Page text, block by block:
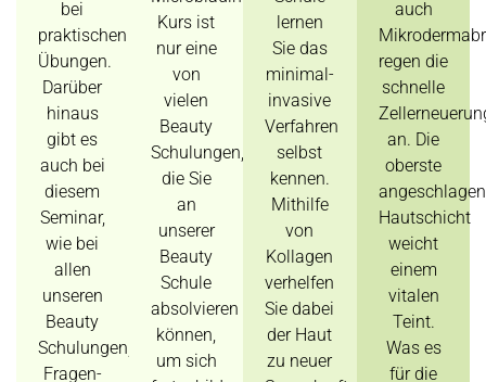
bei
praktischen
Übungen.
Darüber
hinaus
gibt es
auch bei
diesem
Seminar,
wie bei
allen
unseren
Beauty
Schulungen,
Fragen-
Kurs ist
nur eine
von
vielen
Beauty
Schulungen,
die Sie
an
unserer
Beauty
Schule
absolvieren
können,
um sich
lernen
Sie das
minimal-
invasive
Verfahren
selbst
kennen.
Mithilfe
von
Kollagen
verhelfen
Sie dabei
der Haut
zu neuer
auch
regen die
schnelle
an. Die
oberste
Hautschicht
weicht
einem
vitalen
Teint.
Was es
für die